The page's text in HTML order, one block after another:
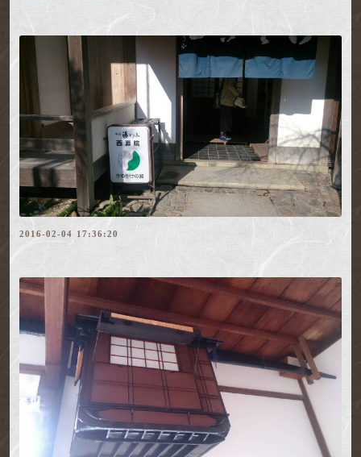
2016-02-04 17:36:20